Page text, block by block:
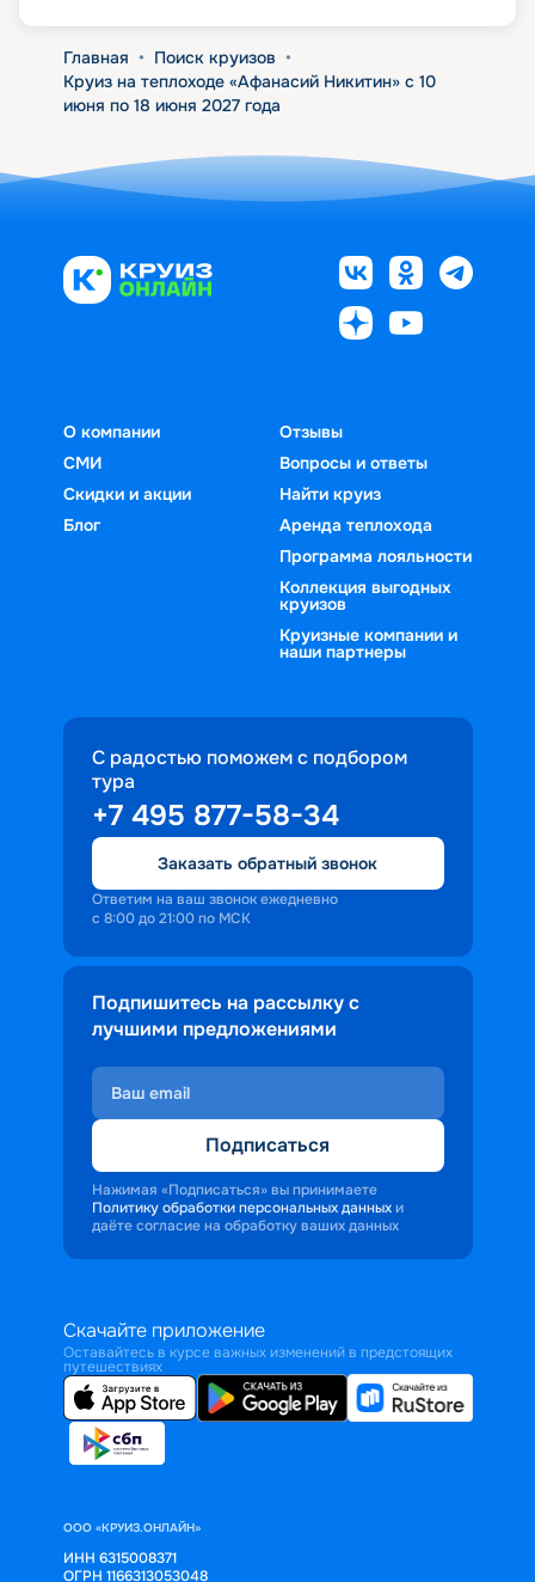
Главная • Поиск круизов •
Круиз на теплоходе «Афанасий Никитин» с 10
июня по 18 июня 2027 года
О компании
СМИ
Скидки и акции
Блог
Отзывы
Вопросы и ответы
Найти круиз
Аренда теплохода
Программа лояльности
Коллекция выгодных
круизов
Круизные компании и
наши партнеры
С радостью поможем с подбором
тура
+7 495 877-58-34
Заказать обратный звонок
Ответим на ваш звонок ежедневно
с 8:00 до 21:00 по МСК
Подпишитесь на рассылку с
лучшими предложениями
Подписаться
Нажимая «Подписаться» вы принимаете
Политику обработки персональных данных и
даёте согласие на обработку ваших данных
Скачайте приложение
Оставайтесь в курсе важных изменений в предстоящих
путешествиях
ООО «КРУИЗ.ОНЛАЙН»
ИНН 6315008371
ОГРН 1166313053048